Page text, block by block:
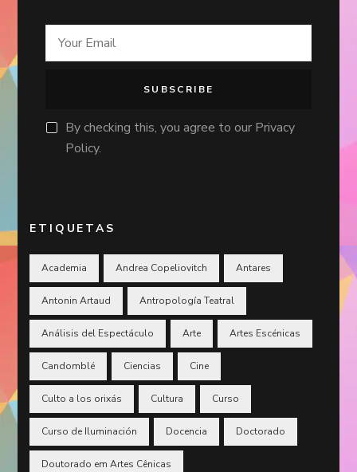
By checking this, you agree to our Privacy
Policy.
ETIQUETAS
Academia Andrea Copeliovitch Antares
Antonin Artaud Antropología Teatral
Análisis del Espectáculo Arte Artes Escénicas
Candomblé Ciencias Cine
Culto a los orixás Cultura Curso
Curso de Iluminación Docencia Doctorado
Doutorado em Artes Cênicas